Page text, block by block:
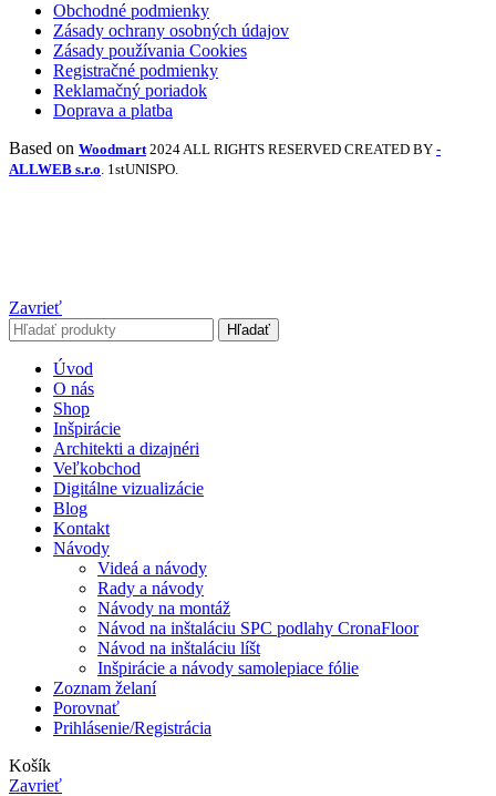
Obchodné podmienky
Zásady ochrany osobných údajov
Zásady používania Cookies
Registračné podmienky
Reklamačný poriadok
Doprava a platba
Based on Woodmart 2024 ALL RIGHTS RESERVED CREATED BY -
ALLWEB s.r.o. 1stUNISPO.
Zavrieť
Hľadať
Úvod
O nás
Shop
Inšpirácie
Architekti a dizajnéri
Veľkobchod
Digitálne vizualizácie
Blog
Kontakt
Návody
Videá a návody
Rady a návody
Návody na montáž
Návod na inštaláciu SPC podlahy CronaFloor
Návod na inštaláciu líšt
Inšpirácie a návody samolepiace fólie
Zoznam želaní
Porovnať
Prihlásenie/Registrácia
Košík
Zavrieť